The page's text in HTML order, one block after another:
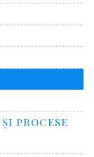
PROCESE